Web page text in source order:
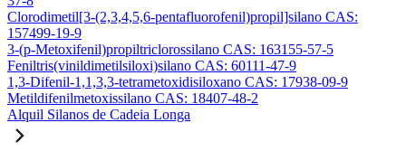
Clorodimetil[3-(2,3,4,5,6-pentafluorofenil)propil]silano CAS:
157499-19-9
3-(p-Metoxifenil)propiltriclorossilano CAS: 163155-57-5
Feniltris(vinildimetilsiloxi)silano CAS: 60111-47-9
1,3-Difenil-1,1,3,3-tetrametoxidisiloxano CAS: 17938-09-9
Metildifenilmetoxissilano CAS: 18407-48-2
Alquil Silanos de Cadeia Longa